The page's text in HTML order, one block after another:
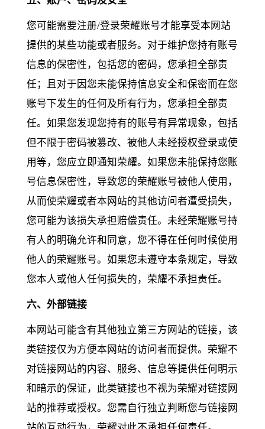
您可能需要注册/登录荣耀账号才能享受本网站
提供的某些功能或者服务。对于维护您持有账号
信息的保密性，包括您的密码，您承担全部责
任；且对于因您未能保持信息安全和保密而在您
账号下发生的任何及所有行为，您承担全部责
任。如果您发现您持有的账号有异常现象，包括
但不限于密码被篡改、被他人未经授权登录或使
用等，您应立即通知荣耀。如果您未能保持您账
号信息保密性，导致您的荣耀账号被他人使用，
从而使荣耀或者本网站的其他访问者遭受损失，
您可能为该损失承担赔偿责任。未经荣耀账号持
有人的明确允许和同意，您不得在任何时候使用
他人的荣耀账号。如果您未遵守本条规定，导致
您本人或他人任何损失的，荣耀不承担责任。
六、外部链接
本网站可能含有其他独立第三方网站的链接，该
类链接仅为方便本网站的访问者而提供。荣耀不
对链接网站的内容、服务、信息等提供任何明示
和暗示的保证，此类链接也不视为荣耀对链接网
站的推荐或授权。您需自行独立判断您与链接网